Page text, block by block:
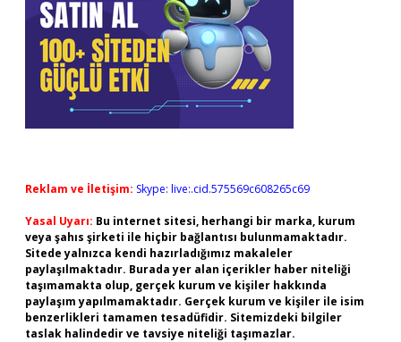
Reklam ve İletişim: Skype: live:.cid.575569c608265c69
Yasal Uyarı: Bu internet sitesi, herhangi bir marka, kurum
veya şahıs şirketi ile hiçbir bağlantısı bulunmamaktadır.
Sitede yalnızca kendi hazırladığımız makaleler
paylaşılmaktadır. Burada yer alan içerikler haber niteliği
taşımamakta olup, gerçek kurum ve kişiler hakkında
paylaşım yapılmamaktadır. Gerçek kurum ve kişiler ile isim
benzerlikleri tamamen tesadüfidir. Sitemizdeki bilgiler
taslak halindedir ve tavsiye niteliği taşımazlar.